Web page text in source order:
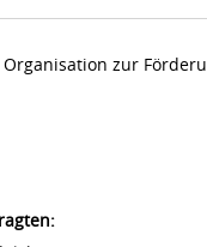
zur